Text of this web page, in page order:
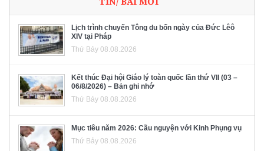
Lịch trình chuyến Tông du bốn ngày của Đức Lêô
XIV tại Pháp
Thứ Bảy 08.08.2026
Kết thúc Đại hội Giáo lý toàn quốc lần thứ VII (03 –
06/8/2026) – Bản ghi nhớ
Thứ Bảy 08.08.2026
Mục tiêu năm 2026: Cầu nguyện với Kinh Phụng vụ
Thứ Bảy 08.08.2026